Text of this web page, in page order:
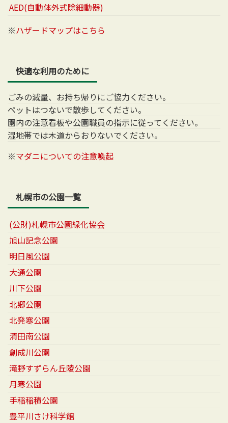
AED(自動体外式除細動器)
※ハザードマップはこちら
快適な利用のために
ごみの減量、お持ち帰りにご協力ください。
ペットはつないで散歩してください。
園内の注意看板や公園職員の指示に従ってください。
湿地帯では木道からおりないでください。
※マダニについての注意喚起
札幌市の公園一覧
(公財)札幌市公園緑化協会
旭山記念公園
明日風公園
大通公園
川下公園
北郷公園
北発寒公園
清田南公園
創成川公園
滝野すずらん丘陵公園
月寒公園
手稲稲積公園
豊平川さけ科学館